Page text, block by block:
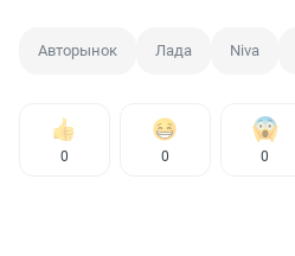
Авторынок Лада Niva
0 0 0